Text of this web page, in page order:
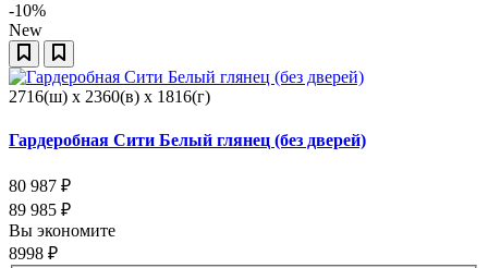
-10%
New
2716(ш) x 2360(в) x 1816(г)
Гардеробная Сити Белый глянец (без дверей)
80 987 ₽
89 985 ₽
Вы экономите
8998 ₽